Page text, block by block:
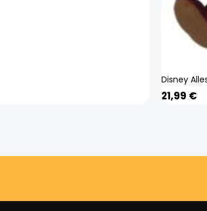
21,99 €